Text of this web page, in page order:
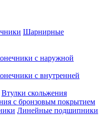
Шарнирные
с наружной
с внутренней
Втулки скольжения
с бронзовым покрытием
Линейные подшипники